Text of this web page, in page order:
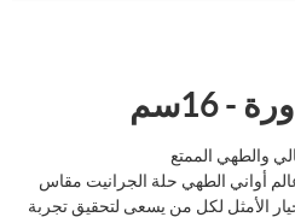
16سم
والطهي الممتع
أواني الطهي حلة الجرانيت مقاس
الأمثل لكل من يسعى لتحقيق تجربة